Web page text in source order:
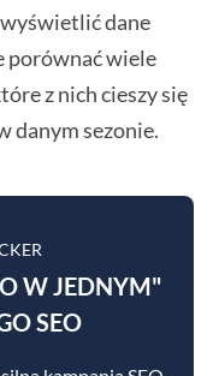
dane
porównać wiele
z nich cieszy się
danym sezonie.
W JEDNYM"
SEO